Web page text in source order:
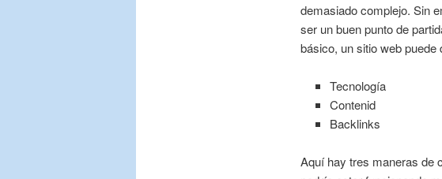
demasiado complejo. Sin
ser un buen punto de
básico, un sitio web
Tecnología
Contenid
Backlinks
Aquí hay tres maneras de